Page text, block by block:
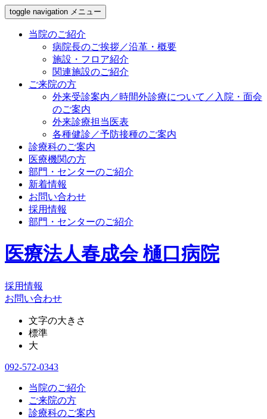
toggle navigation メニュー
当院のご紹介
病院長のご挨拶／沿革・概要
施設・フロア紹介
関連施設のご紹介
ご来院の方
外来受診案内／時間外診療について／入院・面会
のご案内
外来診療担当医表
各種健診／予防接種のご案内
診療科のご案内
医療機関の方
部門・センターのご紹介
新着情報
お問い合わせ
採用情報
部門・センターのご紹介
医療法人春成会 樋口病院
採用情報
お問い合わせ
文字の大きさ
標準
大
092-572-0343
当院のご紹介
ご来院の方
診療科のご案内